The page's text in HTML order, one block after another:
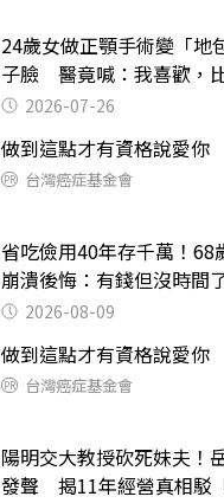
24歲女做正顎手術變「地
子臉 醫竟喊：我喜歡，
2026-07-26
做到這點才有資格說愛你
台灣癌症基金會
省吃儉用40年存千萬！68
崩潰後悔：有錢但沒時間
2026-08-09
做到這點才有資格說愛你
台灣癌症基金會
陽明交大教授砍死妹夫！
發聲 揭11年經營真相駁